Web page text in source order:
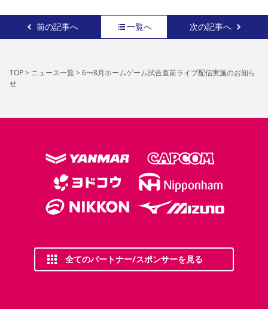
前の記事へ 一覧へ 次の記事へ
TOP> ニュース一覧> 6〜8月ホームゲーム試合直前ライブ配信実施のお知ら
せ
全てのパートナー/スポンサーを見る